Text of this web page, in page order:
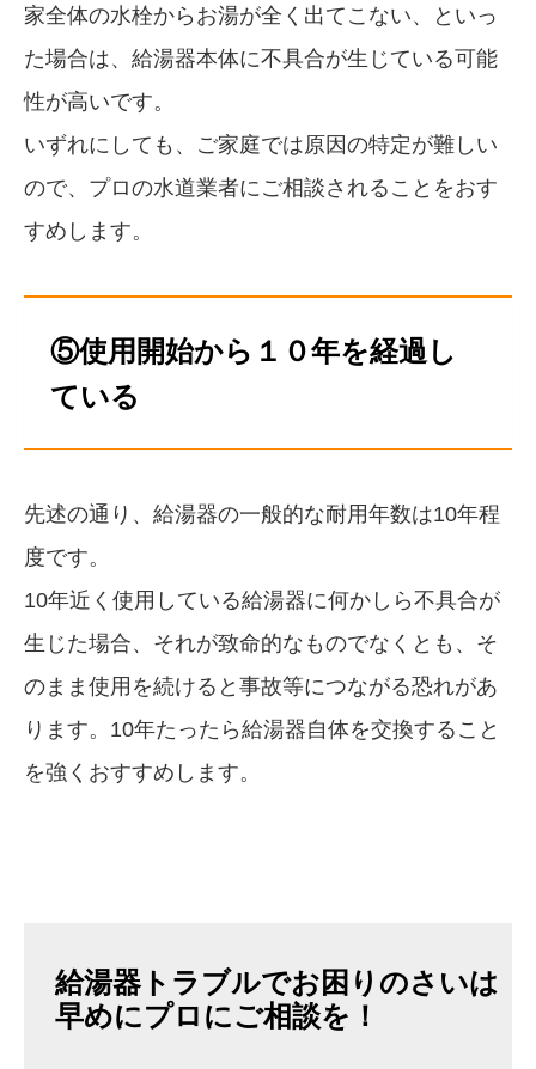
家全体の水栓からお湯が全く出てこない、といっ
た場合は、給湯器本体に不具合が生じている可能
性が高いです。
いずれにしても、ご家庭では原因の特定が難しい
ので、プロの水道業者にご相談されることをおす
すめします。
⑤使用開始から１０年を経過し
ている
先述の通り、給湯器の一般的な耐用年数は10年程
度です。
10年近く使用している給湯器に何かしら不具合が
生じた場合、それが致命的なものでなくとも、そ
のまま使用を続けると事故等につながる恐れがあ
ります。10年たったら給湯器自体を交換すること
を強くおすすめします。
給湯器トラブルでお困りのさいは
早めにプロにご相談を！